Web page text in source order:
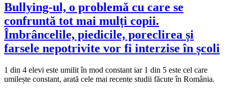
Bullying-ul, o problemă cu care se
confruntă tot mai mulți copii.
Îmbrâncelile, piedicile, poreclirea și
farsele nepotrivite vor fi interzise în școli
1 din 4 elevi este umilit în mod constant iar 1 din 5 este cel care
umilește constant, arată cele mai recente studii făcute în România.